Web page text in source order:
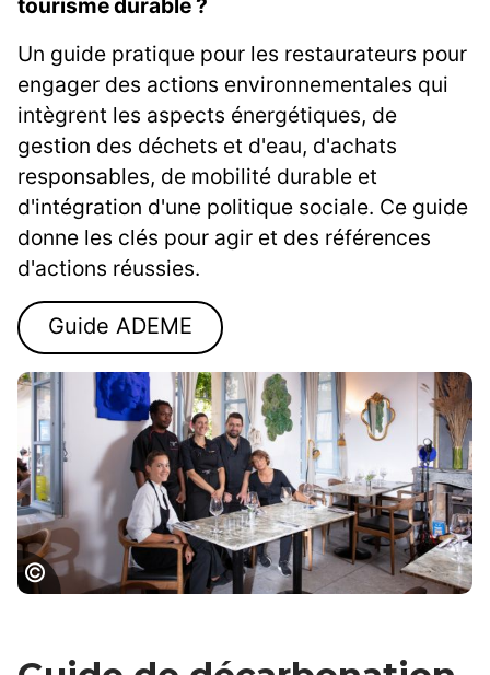
tourisme durable ?
Un guide pratique pour les restaurateurs pour
engager des actions environnementales qui
intègrent les aspects énergétiques, de
gestion des déchets et d'eau, d'achats
responsables, de mobilité durable et
d'intégration d'une politique sociale. Ce guide
donne les clés pour agir et des références
d'actions réussies.
Guide ADEME